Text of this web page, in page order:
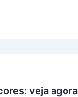
veja agora